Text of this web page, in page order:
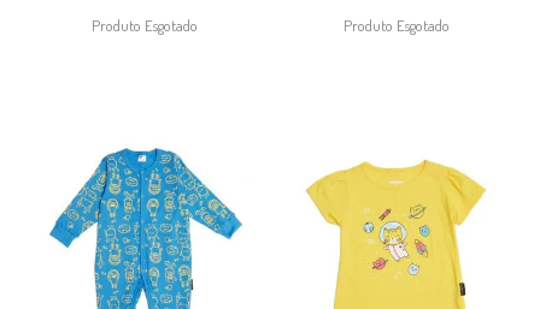
Produto Esgotado Produto Esgotado